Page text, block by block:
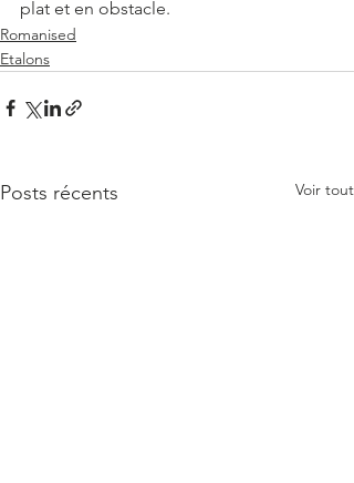
plat et en obstacle.
Romanised
Etalons
Posts récents Voir tout